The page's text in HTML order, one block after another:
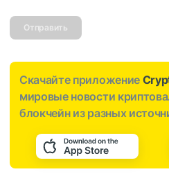
Отправить
Скачайте приложение
мировые новости
блокчейн из разных